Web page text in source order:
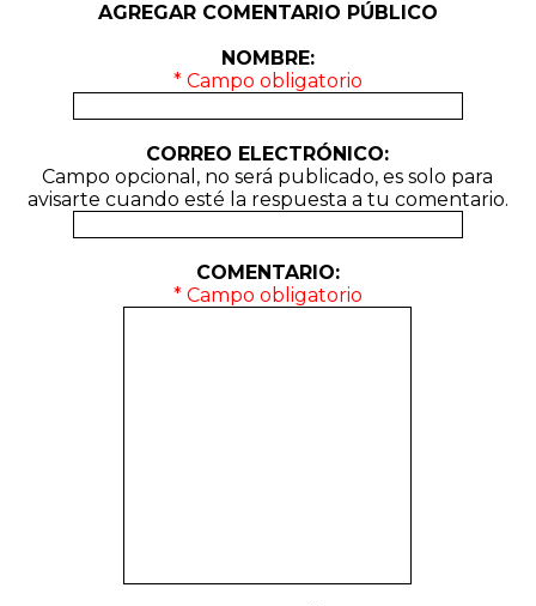
AGREGAR COMENTARIO PÚBLICO
NOMBRE:
* Campo obligatorio
CORREO ELECTRÓNICO:
Campo opcional, no será publicado, es solo para
avisarte cuando esté la respuesta a tu comentario.
COMENTARIO:
* Campo obligatorio